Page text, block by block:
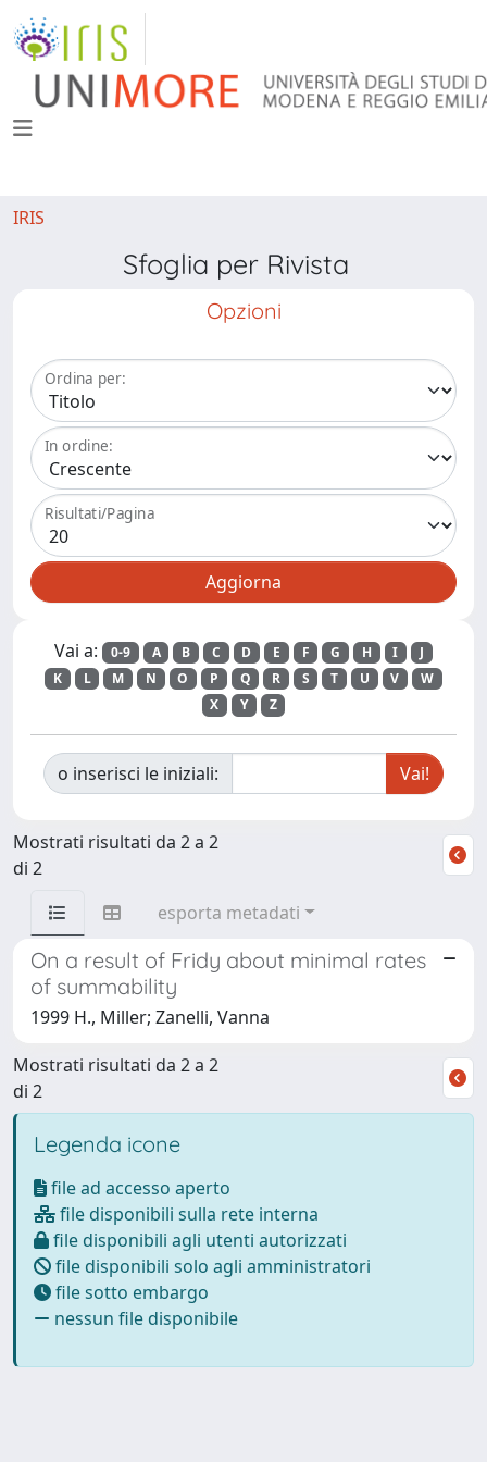
IRIS
Sfoglia per Rivista
Opzioni
Ordina per:
In ordine:
Risultati/Pagina
Vai a: 0-9 A B C D E F G H I
J
K
L M N O P Q R S T U V
W
X
Y Z
o inserisci le iniziali:
Mostrati risultati da 2 a 2
di 2
esporta metadati
On a result of Fridy about minimal rates
of summability
1999 H., Miller; Zanelli, Vanna
Mostrati risultati da 2 a 2
di 2
Legenda icone
file ad accesso aperto
file disponibili sulla rete interna
file disponibili agli utenti autorizzati
file disponibili solo agli amministratori
file sotto embargo
nessun file disponibile